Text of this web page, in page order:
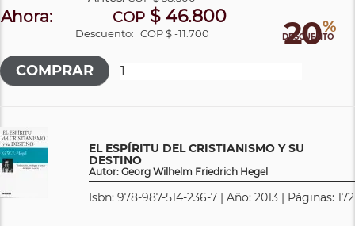
20%
DESCUENTO
Ahora: COP $ 46.800
Descuento: COP $ -11.700
EL ESPÍRITU DEL CRISTIANISMO Y SU
DESTINO
Autor: Georg Wilhelm Friedrich Hegel
Isbn: 978-987-514-236-7 | Año: 2013 | Páginas: 172